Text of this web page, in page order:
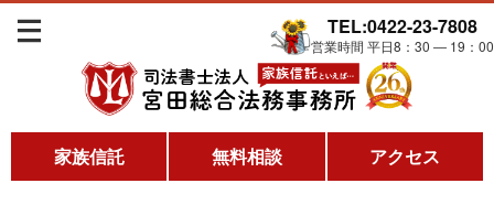
TEL:0422-23-7808
営業時間 平日8：30 ― 19：00
家族信託 無料相談 アクセス